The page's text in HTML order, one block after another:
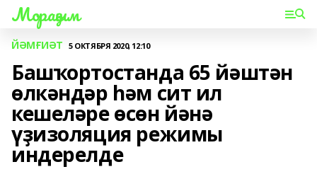
Мораҙым
ЙӘМҒИӘТ 5 ОКТЯБРЯ 2020, 12:10
Башҡортостанда 65 йәштән
өлкәндәр һәм сит ил
кешеләре өсөн йәнә
үҙизоляция режимы
индерелде